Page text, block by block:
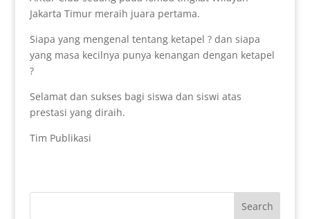
Jakarta Timur meraih juara pertama.
Siapa yang mengenal tentang ketapel ? dan siapa
yang masa kecilnya punya kenangan dengan ketapel
?
Selamat dan sukses bagi siswa dan siswi atas
prestasi yang diraih.
Tim Publikasi